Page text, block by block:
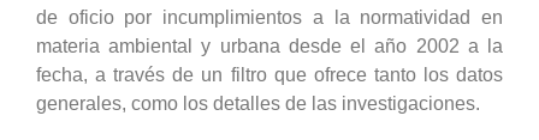
de oficio por incumplimientos a la normatividad en
materia ambiental y urbana desde el año 2002 a la
fecha, a través de un filtro que ofrece tanto los datos
generales, como los detalles de las investigaciones.